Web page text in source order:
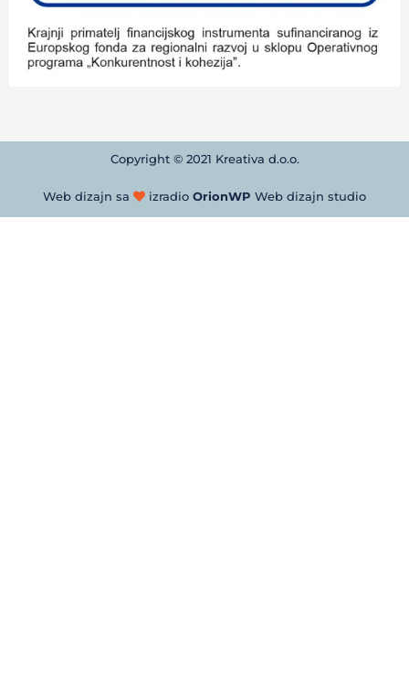
Copyright © 2021 Kreativa d.o.o.
Web dizajn sa izradio OrionWP Web dizajn studio